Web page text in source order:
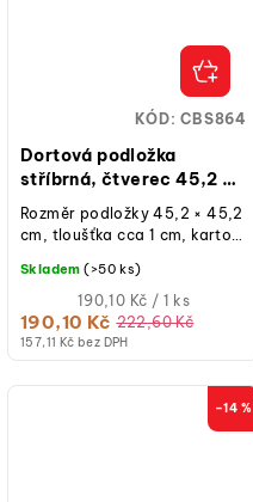
Dortová podložka
stříbrná, čtverec 45,2 x
45,2 cm, výška 10 mm
157,11 Kč bez DPH
190,10 Kč 222,60 Kč
Měrná
cena:
190,10 Kč / 1 ks
Skladem (>50 ks)
Rozměr podložky 45,2 × 45,2
cm, tloušťka cca 1 cm, karton
KÓD:CBS864
–14 %